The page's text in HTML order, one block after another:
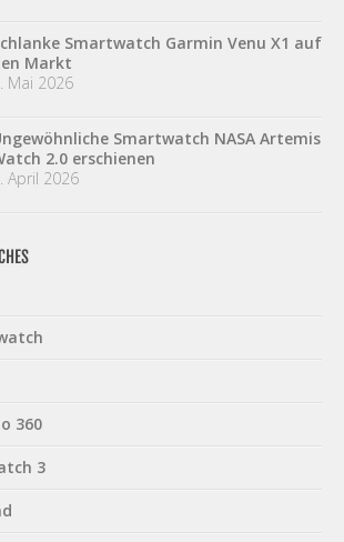
Smartwatch Garmin Venu X1 auf
Markt
Mai 2026
Smartwatch NASA Artemis
2.0 erschienen
April 2026
360
3